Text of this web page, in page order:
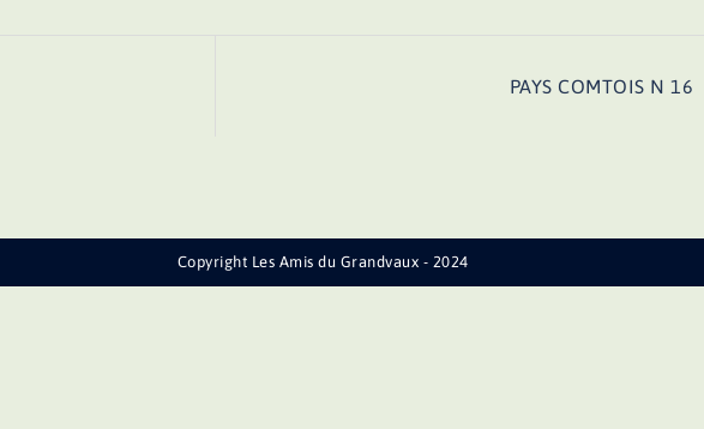
PAYS COMTOIS N 16
Copyright Les Amis du Grandvaux - 2024